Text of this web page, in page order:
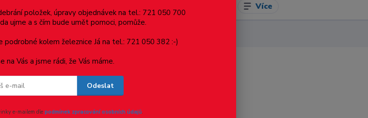
upomínkové předměty Více
položek, úpravy objednávek na tel.: 721 050 700
ujme a s čím bude umět pomoci, pomůže.
podrobné kolem železnice Já na tel.: 721 050 382 :-)
na Vás a jsme rádi, že Vás máme.
Odeslat
e-mailem dlepodmínek zpracování osobních údajů.